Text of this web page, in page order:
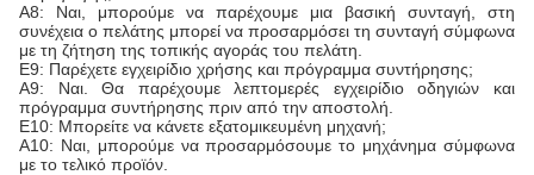
Α8: Ναι, μπορούμε να παρέχουμε μια βασική συνταγή, στη
συνέχεια ο πελάτης μπορεί να προσαρμόσει τη συνταγή σύμφωνα
με τη ζήτηση της τοπικής αγοράς του πελάτη.
Ε9: Παρέχετε εγχειρίδιο χρήσης και πρόγραμμα συντήρησης;
Α9: Ναι. Θα παρέχουμε λεπτομερές εγχειρίδιο οδηγιών και
πρόγραμμα συντήρησης πριν από την αποστολή.
Ε10: Μπορείτε να κάνετε εξατομικευμένη μηχανή;
Α10: Ναι, μπορούμε να προσαρμόσουμε το μηχάνημα σύμφωνα
με το τελικό προϊόν.